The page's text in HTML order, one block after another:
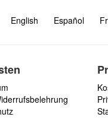
English Español